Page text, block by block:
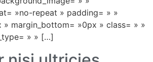
»no-repeat » padding= » »
» margin_bottom= »0px » class= » »
» » […]